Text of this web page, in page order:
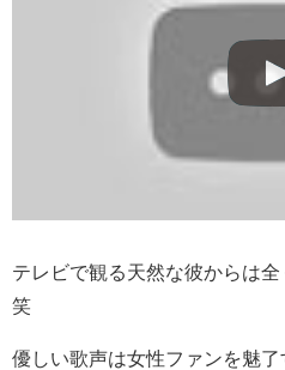
テレビで観る天然な彼からは全
笑
優しい歌声は女性ファンを魅